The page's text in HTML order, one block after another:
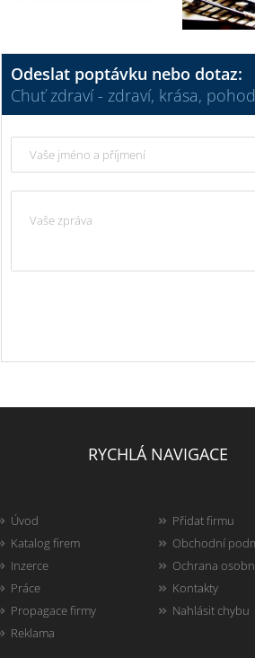
Odeslat poptávku nebo dotaz:
Chuť zdraví - zdraví, krása,
RYCHLÁ NAVIGACE
Úvod
Katalog firem
Inzerce
Práce
Propagace firmy
Reklama
Přidat firmu
Obchodní
Ochrana
Kontakty
Nahlásit chybu